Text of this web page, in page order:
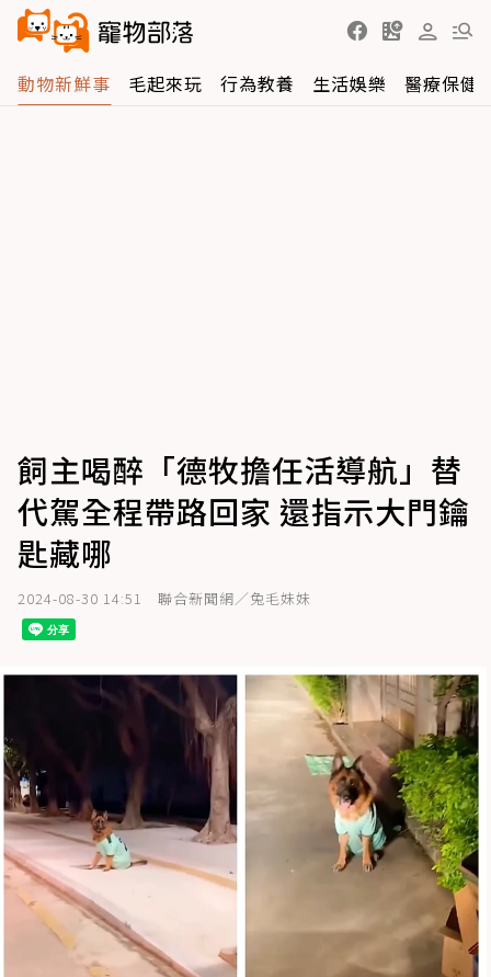
動物新鮮事 毛起來玩 行為教養 生活娛樂 醫療保健
飼主喝醉「德牧擔任活導航」替
代駕全程帶路回家 還指示大門鑰
匙藏哪
2024-08-30 14:51 聯合新聞網／兔毛妹妹